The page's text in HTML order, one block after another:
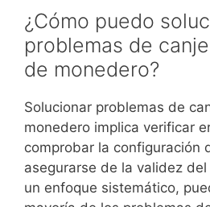
¿Cómo puedo
problemas de
de monedero?
Solucionar problemas de
monedero implica verificar
comprobar la configuración
asegurarse de la validez
un enfoque sistemático,